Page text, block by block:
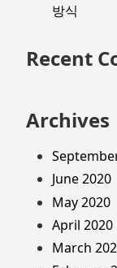
방식
Recent
Archives
June 2020
May 2020
April 2020
March